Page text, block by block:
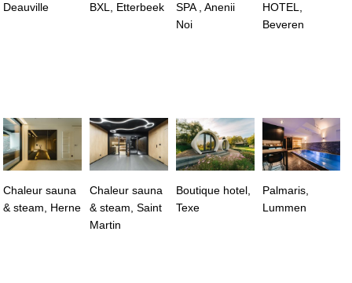
Deauville
BXL, Etterbeek
SPA , Anenii
Noi
HOTEL,
Beveren
Chaleur sauna
& steam, Herne
Chaleur sauna
& steam, Saint
Martin
Boutique hotel,
Texe
Palmaris,
Lummen